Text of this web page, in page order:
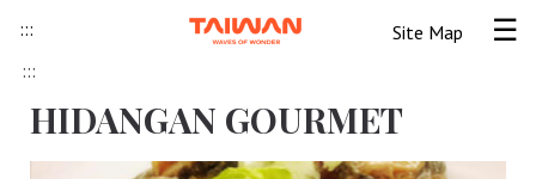
::: Site Map
Informasi Umum
:::
Taiwan
Masyarakat
HIDANGAN GOURMET